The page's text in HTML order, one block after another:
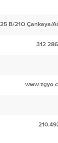
B/21O Çankaya/
312